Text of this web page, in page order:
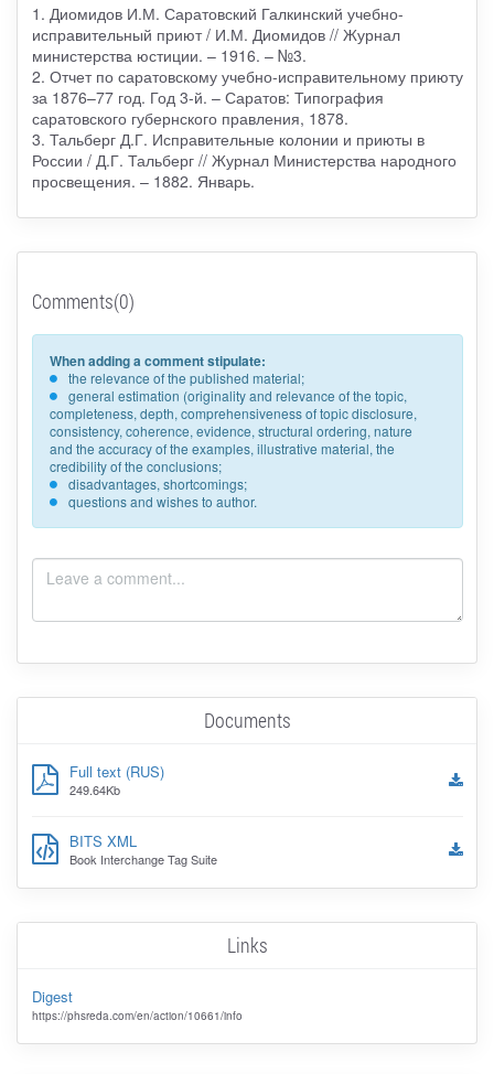
1. Диомидов И.М. Саратовский Галкинский учебно-
исправительный приют / И.М. Диомидов // Журнал
министерства юстиции. – 1916. – №3.
2. Отчет по саратовскому учебно-исправительному приюту
за 1876–77 год. Год 3-й. – Саратов: Типография
саратовского губернского правления, 1878.
3. Тальберг Д.Г. Исправительные колонии и приюты в
России / Д.Г. Тальберг // Журнал Министерства народного
просвещения. – 1882. Январь.
Comments(0)
When adding a comment stipulate:
the relevance of the published material;
general estimation (originality and relevance of the topic,
completeness, depth, comprehensiveness of topic disclosure,
consistency, coherence, evidence, structural ordering, nature
and the accuracy of the examples, illustrative material, the
credibility of the conclusions;
disadvantages, shortcomings;
questions and wishes to author.
Documents
Full text (RUS)
249.64Kb
BITS XML
Book Interchange Tag Suite
Links
Digest
https://phsreda.com/en/action/10661/info